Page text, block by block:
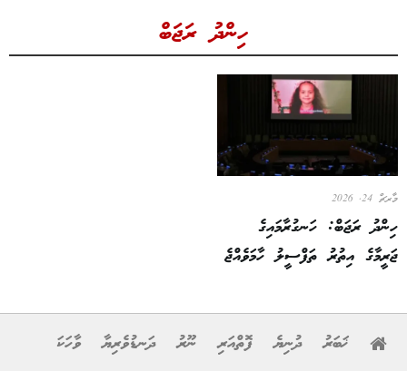
ހިންދު ރަޖަބް
މާރޗް 24, 2026
ހިންދު ރަޖަބް: ހަނގުރާމައިގެ
ޖަރީމާގެ އިތުރު ތަފްސީލު ހާމަވެއްޖެ
ޚަބަރު ދުނިޔެ ފޮތްއަރި ނޫރު ދަނޑުވެރިޔާ
ވާހަކަ